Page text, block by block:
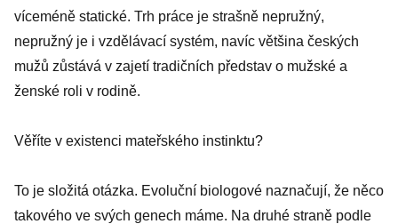
víceméně statické. Trh práce je strašně nepružný,
nepružný je i vzdělávací systém, navíc většina českých
mužů zůstává v zajetí tradičních představ o mužské a
ženské roli v rodině.
Věříte v existenci mateřského instinktu?
To je složitá otázka. Evoluční biologové naznačují, že něco
takového ve svých genech máme. Na druhé straně podle